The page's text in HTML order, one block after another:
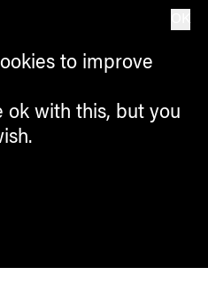
to improve
ok with this, but you